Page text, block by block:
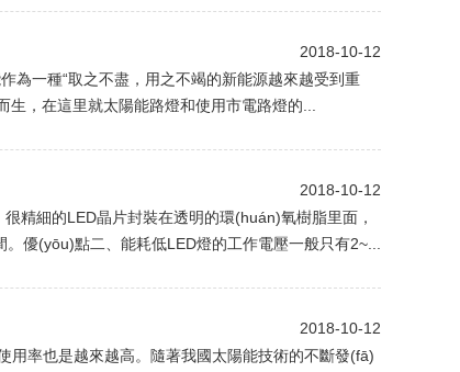
2018-10-12
為一種“取之不盡，用之不竭的新能源越來越受到重
，在這里就太陽能路燈和使用市電路燈的...
2018-10-12
精細的LED晶片封裝在透明的環(huán)氧樹脂里面，
。優(yōu)點二、能耗低LED燈的工作電壓一般只有2~...
2018-10-12
使用率也是越來越高。隨著我國太陽能技術的不斷發(fā)